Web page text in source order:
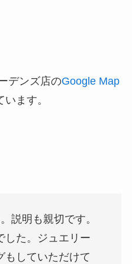
デンズ店のGoogle Map
ます。
説明も親切です。
した。ジュエリー
もしていただけて